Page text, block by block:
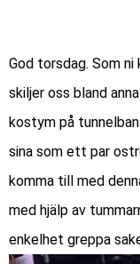
God torsdag. Som ni
skiljer oss bland
kostym på
sina som ett par
komma till med
med hjälp av
enkelhet greppa